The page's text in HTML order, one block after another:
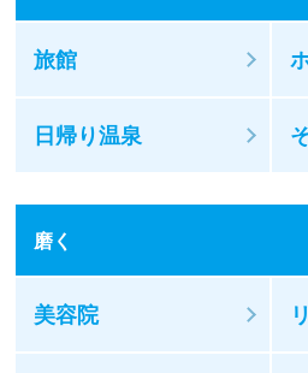
旅館
日帰り温泉
磨く
美容院